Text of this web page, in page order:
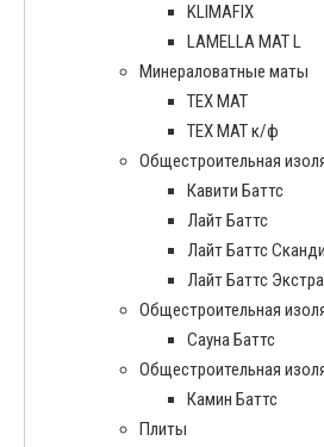
KLIMAFIX
LAMELLA MAT L
Минераловатные маты
ТЕХ МАТ
ТЕХ МАТ к/ф
Общестроительная
Кавити Баттс
Лайт Баттс
Лайт Баттс
Лайт Баттс Экстра
Общестроительная
Сауна Баттс
Общестроительная
Камин Баттс
Плиты